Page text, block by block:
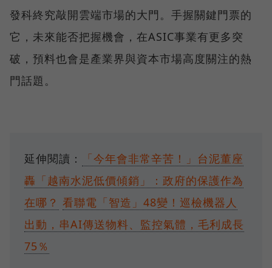
發科終究敲開雲端市場的大門。手握關鍵門票的
它，未來能否把握機會，在ASIC事業有更多突
破，預料也會是產業界與資本市場高度關注的熱
門話題。
延伸閱讀：
「今年會非常辛苦！」台泥董座
轟「越南水泥低價傾銷」：政府的保護作為
在哪？ 看聯電「智造」48變！巡檢機器人
出動，串AI傳送物料、監控氣體，毛利成長
75％